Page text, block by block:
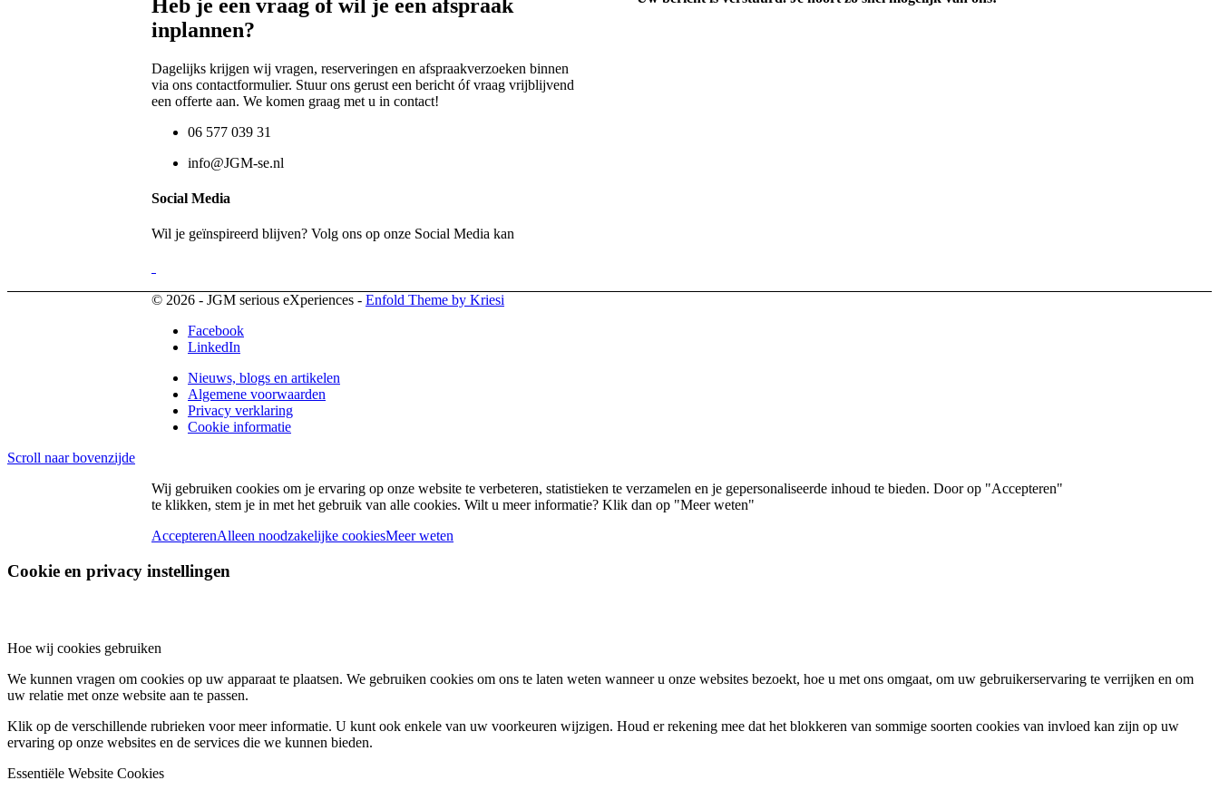
Heb je een vraag of wil je een afspraak
inplannen?
Dagelijks krijgen wij vragen, reserveringen en afspraakverzoeken binnen
via ons contactformulier. Stuur ons gerust een bericht óf vraag vrijblijvend
een offerte aan. We komen graag met u in contact!
06 577 039 31
info@JGM-se.nl
Social Media
Wil je geïnspireerd blijven? Volg ons op onze Social Media kan
© 2026 - JGM serious eXperiences - Enfold Theme by Kriesi
Facebook
LinkedIn
Nieuws, blogs en artikelen
Algemene voorwaarden
Privacy verklaring
Cookie informatie
Scroll naar bovenzijde
Wij gebruiken cookies om je ervaring op onze website te verbeteren, statistieken te verzamelen en je gepersonaliseerde inhoud te bieden. Door op "Accepteren"
te klikken, stem je in met het gebruik van alle cookies. Wilt u meer informatie? Klik dan op "Meer weten"
AccepterenAlleen noodzakelijke cookiesMeer weten
Cookie en privacy instellingen
Hoe wij cookies gebruiken
We kunnen vragen om cookies op uw apparaat te plaatsen. We gebruiken cookies om ons te laten weten wanneer u onze websites bezoekt, hoe u met ons omgaat, om uw gebruikerservaring te verrijken en om
uw relatie met onze website aan te passen.
Klik op de verschillende rubrieken voor meer informatie. U kunt ook enkele van uw voorkeuren wijzigen. Houd er rekening mee dat het blokkeren van sommige soorten cookies van invloed kan zijn op uw
ervaring op onze websites en de services die we kunnen bieden.
Essentiële Website Cookies